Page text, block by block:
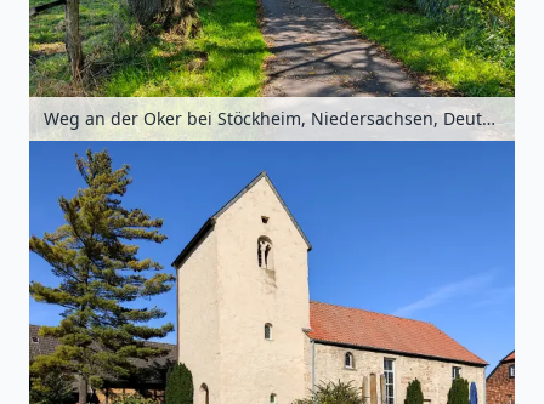
Weg an der Oker bei Stöckheim, Niedersachsen, Deutschland